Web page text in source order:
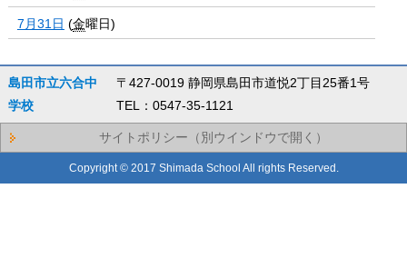
7月31日 (金曜日)
島田市立六合中
学校
〒427-0019 静岡県島田市道悦2丁目25番1号
TEL：0547-35-1121
サイトポリシー（別ウインドウで開く）
Copyright © 2017 Shimada School All rights Reserved.